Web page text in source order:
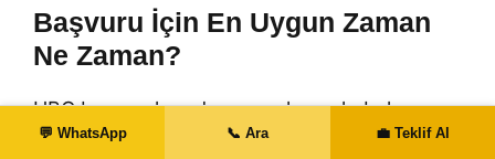
Başvuru İçin En Uygun Zaman
Ne Zaman?
UBC başvurularında zamanlama, kabul şansını
💬 WhatsApp 📞 Ara 💼 Teklif Al